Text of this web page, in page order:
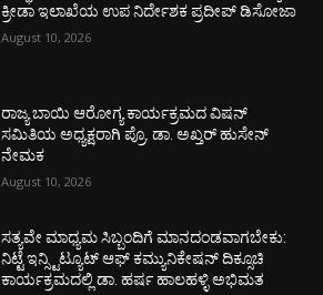
ಕ್ರೀಡಾ ಇಲಾಖೆಯ ಉಪ ನಿರ್ದೇಶಕ ಪ್ರದೀಪ್ ಡಿಸೋಜಾ
August 10, 2026
ರಾಜ್ಯ ಬಾಯಿ ಆರೋಗ್ಯ ಕಾರ್ಯಕ್ರಮದ ವಿಷನ್
ಸಮಿತಿಯ ಅಧ್ಯಕ್ಷರಾಗಿ ಪ್ರೊ. ಡಾ. ಅಖ್ತರ್ ಹುಸೇನ್
ನೇಮಕ
August 10, 2026
ಸತ್ಯವೇ ಮಾಧ್ಯಮ ಸಿಬ್ಬಂದಿಗೆ ಮಾನದಂಡವಾಗಬೇಕು:
ನಿಟ್ಟೆ ಇನ್ಸ್ಟಿಟ್ಯೂಟ್ ಆಫ್ ಕಮ್ಯುನಿಕೇಷನ್ ದಿಕ್ಸೂಚಿ
ಕಾರ್ಯಕ್ರಮದಲ್ಲಿ ಡಾ. ಹರ್ಷ ಹಾಲಹಳ್ಳಿ ಅಭಿಮತ